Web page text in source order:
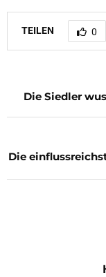
TEILEN 0
Die Siedler
Die